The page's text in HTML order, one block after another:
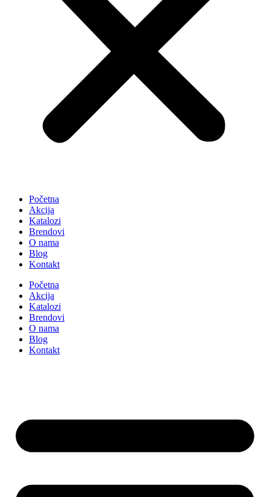
Početna
Akcija
Katalozi
Brendovi
O nama
Blog
Kontakt
Početna
Akcija
Katalozi
Brendovi
O nama
Blog
Kontakt